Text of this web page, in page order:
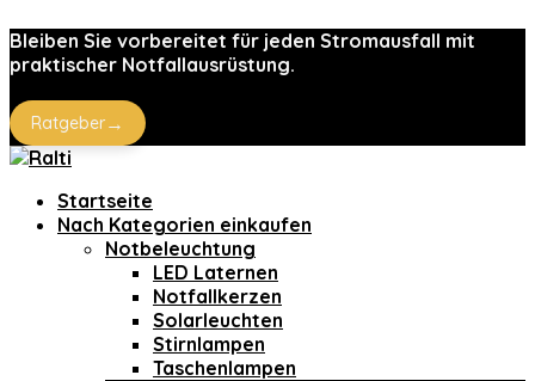
Bleiben Sie vorbereitet für jeden Stromausfall mit
praktischer Notfallausrüstung.
Ratgeber→
Startseite
Nach Kategorien einkaufen
Notbeleuchtung
LED Laternen
Notfallkerzen
Solarleuchten
Stirnlampen
Taschenlampen